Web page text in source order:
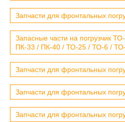
Запчасти для фронтальных
Запасные части на погрузчик
ПК-33 / ПК-40 / ТО-25 / ТО-6 /
Запчасти для фронтальных
Запчасти для фронтальных
Запчасти для фронтальных